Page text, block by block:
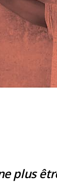
plus